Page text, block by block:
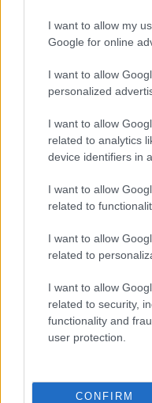
I want to allow my
Google for online
I want to allow
personalized
I want to allow
related to analytics
device identifiers in
I want to allow
related to
I want to allow
related to
I want to allow
related to security,
functionality and
user protection.
CONFIRM